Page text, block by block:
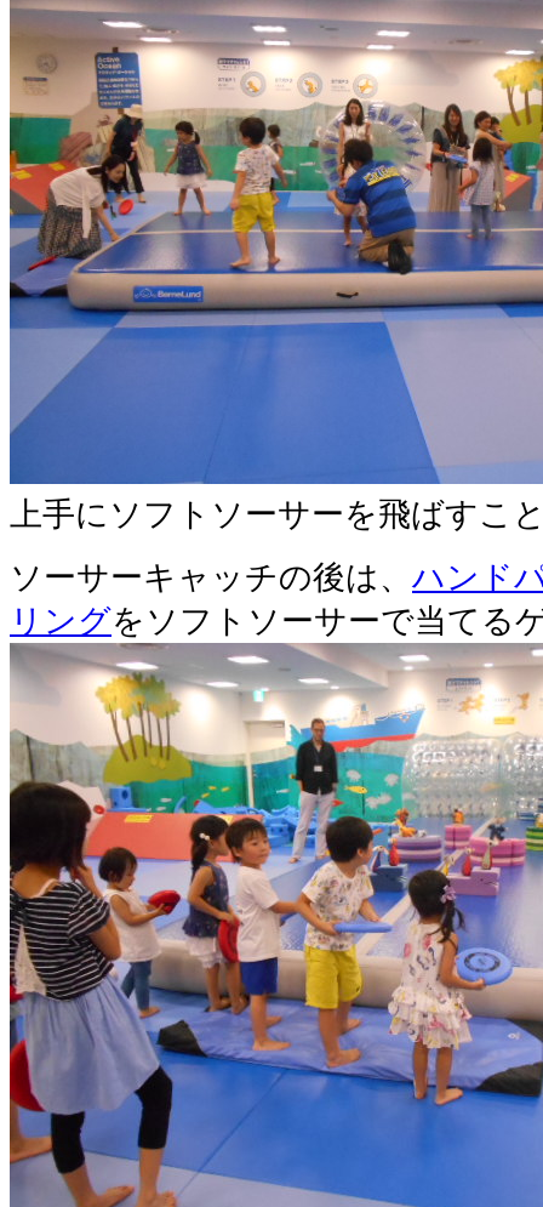
上手にソフトソーサーを飛ばすこ
ソーサーキャッチの後は、 ハンド
リングをソフトソーサーで当てる